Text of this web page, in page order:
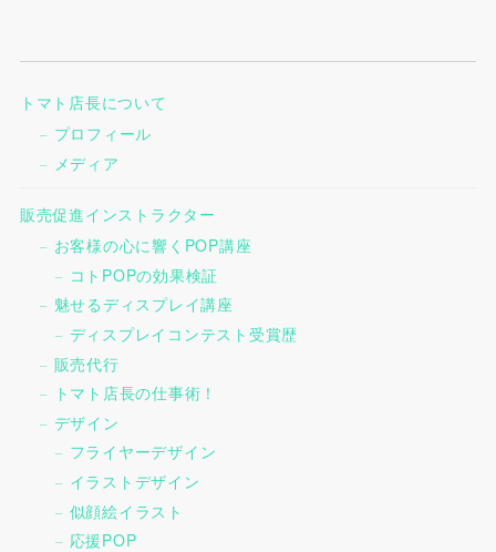
トマト店長について
プロフィール
メディア
販売促進インストラクター
お客様の心に響くPOP講座
コトPOPの効果検証
魅せるディスプレイ講座
ディスプレイコンテスト受賞歴
販売代行
トマト店長の仕事術！
デザイン
フライヤーデザイン
イラストデザイン
似顔絵イラスト
応援POP